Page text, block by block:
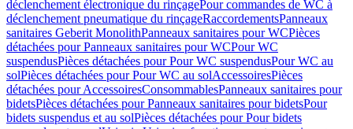
déclenchement électronique du rinçagePour commandes de WC à
déclenchement pneumatique du rinçageRaccordementsPanneaux
sanitaires Geberit MonolithPanneaux sanitaires pour WCPièces
détachées pour Panneaux sanitaires pour WCPour WC
suspendusPièces détachées pour Pour WC suspendusPour WC au
solPièces détachées pour Pour WC au solAccessoiresPièces
détachées pour AccessoiresConsommablesPanneaux sanitaires pour
bidetsPièces détachées pour Panneaux sanitaires pour bidetsPour
bidets suspendus et au solPièces détachées pour Pour bidets